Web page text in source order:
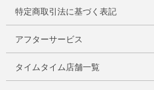
特定商取引法に基づく表記
アフターサービス
タイムタイム店舗一覧